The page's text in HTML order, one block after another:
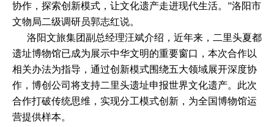
协作，探索创新模式，让文化遗产走进现代生活。”洛阳市
文物局二级调研员郭志红说。
洛阳文旅集团副总经理汪斌介绍，近年来，二里头夏都
遗址博物馆已成为展示中华文明的重要窗口，本次合作以
相关办法为指导，通过创新模式围绕五大领域展开深度协
作，博创公司将支持二里头遗址申报世界文化遗产。此次
合作打破传统思维，实现分工模式创新，为全国博物馆运
营提供样本。